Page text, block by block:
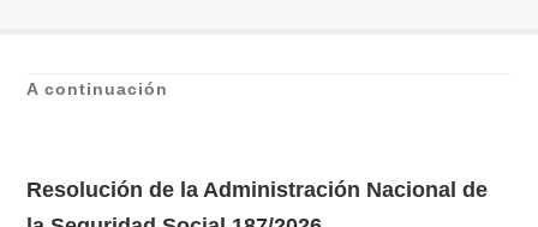
A continuación
Resolución de la Administración Nacional de